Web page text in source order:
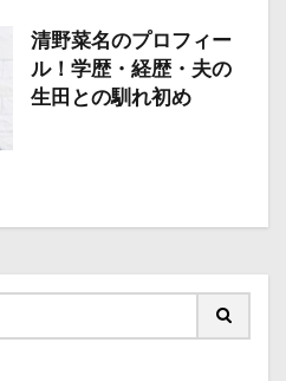
清野菜名のプロフィー
ル！学歴・経歴・夫の
生田との馴れ初め